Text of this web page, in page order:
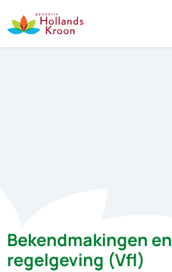
Bekendmakingen en
regelgeving (Vfl)